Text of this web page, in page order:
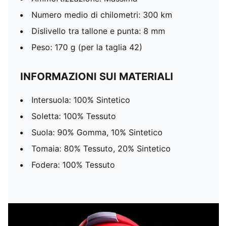
Numero medio di chilometri: 300 km
Dislivello tra tallone e punta: 8 mm
Peso: 170 g (per la taglia 42)
INFORMAZIONI SUI MATERIALI
Intersuola: 100% Sintetico
Soletta: 100% Tessuto
Suola: 90% Gomma, 10% Sintetico
Tomaia: 80% Tessuto, 20% Sintetico
Fodera: 100% Tessuto